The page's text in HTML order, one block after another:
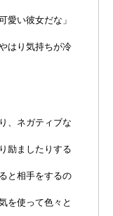
愛い彼女だな」
はり気持ちが冷
、ネガティブな
励ましたりする
と相手をするの
を使って色々と